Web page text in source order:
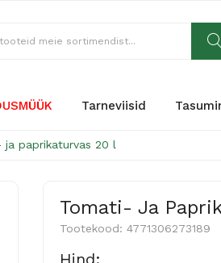
Tarneviisid
ja paprikaturvas 20 l
Tomati- Ja
Tootekood: 4771306273189
Hind: